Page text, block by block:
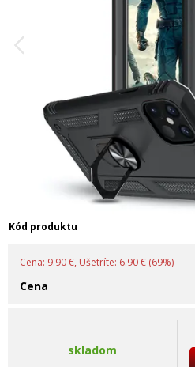
Kód produktu
Cena: 9.90 €, Ušetríte: 6.90 € (69%)
Cena
skladom